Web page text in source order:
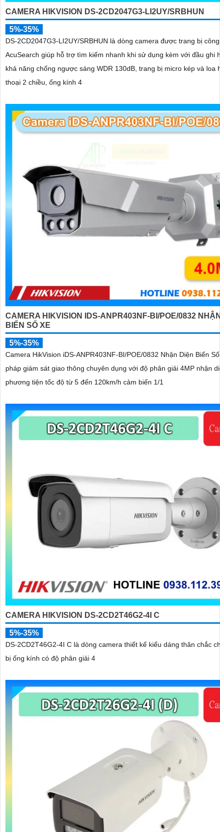
CAMERA HIKVISION DS-2CD2047G3-LI2UY/SRBHUN
5%-35%
DS-2CD2047G3-LI2UY/SRBHUN là dòng camera được trang bị
AcuSearch giúp hỗ trợ tìm kiếm nhanh khi sử dụng kèm với đầu ghi
khả năng chống ngược sáng WDR 130dB, trang bị micro kép và loa
thoại 2 chiều, ống kính 4
CAMERA HIKVISION IDS-ANPR403NF-BI/POE/0832
BIỂN SỐ XE
5%-35%
Camera HikVision iDS-ANPR403NF-BI/POE/0832 Nhận Diện Biển
pháp giám sát giao thông chuyên dụng với độ phân giải 4MP nhận
phương tiện tốc độ từ 5 đến 120km/h cảm biến 1/1
CAMERA HIKVISION DS-2CD2T46G2-4I C
5%-35%
DS-2CD2T46G2-4I C là dòng camera thiết kế kiểu dáng thân chắc
bị ống kính có độ phân giải 4